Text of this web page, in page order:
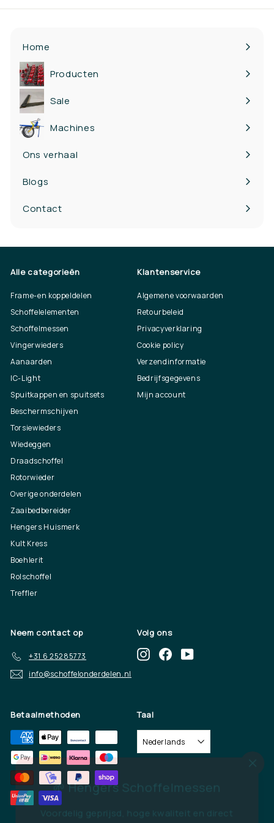
🌱 Hengers Schoffelmessen
Voordelig geprijsd, hoge kwaliteit en direct
mailadres
Home
Producten
Bekijk
submenu
Sale
Machines
Ons verhaal
Blogs
Contact
Alle categorieën
Frame-en koppeldelen
Schoffelelementen
Schoffelmessen
Vingerwieders
Aanaarden
IC-Light
Spuitkappen en spuitsets
Beschermschijven
Torsiewieders
Wiedeggen
Draadschoffel
Rotorwieder
Overige onderdelen
Zaaibedbereider
Hengers Huismerk
Kult Kress
Boehlerit
Rolschoffel
Treffler
Klantenservice
Algemene voorwaarden
Retourbeleid
Privacyverklaring
Cookie policy
Verzendinformatie
Bedrijfsgegevens
Mijn account
Neem contact op
+31 6 25285773
info@schoffelonderdelen.nl
Volg ons
InstagramFacebook
Betaalmethoden Taal
Nederlands